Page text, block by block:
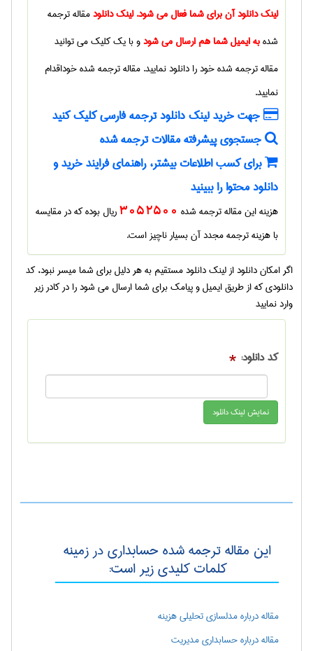
لینک دانلود آن برای شما فعال می شود. لینک دانلودمقاله ترجمه
شدهبه ایمیل شما هم ارسال می شودو با یک کلیک می توانید
مقاله ترجمه شدهخود را دانلود نمایید.مقاله ترجمه شدهخوداقدام
نمایید.
جهت خرید لینک دانلود ترجمه فارسی کلیک کنید
جستجوی پیشرفته مقالات ترجمه شده
برای کسب اطلاعات بیشتر، راهنمای فرایند خرید و
دانلود محتوا را ببینید
هزینه این مقاله ترجمه شده 3052500ریال بوده که در مقایسه
با هزینه ترجمه مجدد آن بسیار ناچیز است.
اگر امکان دانلود از لینک دانلود مستقیم به هر دلیل برای شما میسر نبود، کد
دانلودی که از طریق ایمیل و پیامک برای شما ارسال می شود را در کادر زیر
وارد نمایید
کد دانلود: *
این مقاله ترجمه شده حسابداری در زمینه
کلمات کلیدی زیر است:
مقاله درباره مدلسازي تحليلي هزينه
مقاله درباره حسابداري مديريت